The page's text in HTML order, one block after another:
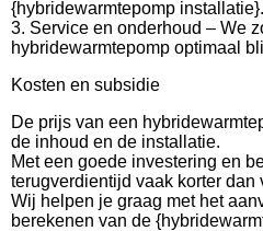
{hybridewarmtepomp installatie}.
3. Service en onderhoud – We
hybridewarmtepomp optimaal
Kosten en subsidie
De prijs van een
de inhoud en de installatie.
Met een goede investering en
terugverdientijd vaak korter dan
Wij helpen je graag met het
berekenen van de